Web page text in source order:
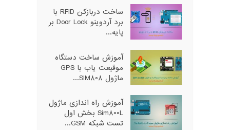
ساخت دربازکن RFID با
برد آردوینو Door Lock بر
پایه...
آموزش ساخت دستگاه
موقیعت یاب با GPS
ماژول SIM808...
آموزش راه اندازی ماژول
Sim800L بخش اول
تست شبکه GSM...